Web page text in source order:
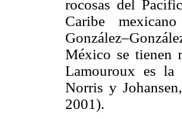
rocosas del
Caribe
México se tienen
Lamouroux es la
Norris y
2001).